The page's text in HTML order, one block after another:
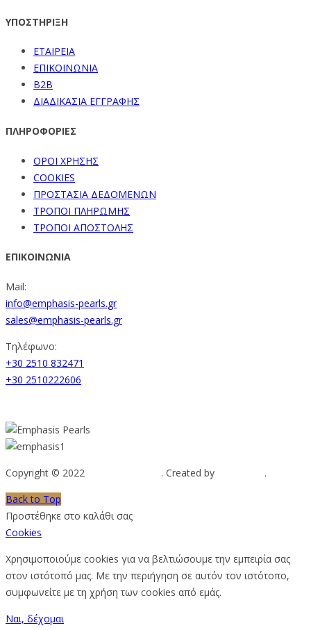
ΥΠΟΣΤΗΡΙΞΗ
ΕΤΑΙΡΕΙΑ
ΕΠΙΚΟΙΝΩΝΙΑ
B2B
ΔΙΑΔΙΚΑΣΙΑ ΕΓΓΡΑΦΗΣ
ΠΛΗΡΟΦΟΡΙΕΣ
ΟΡΟΙ ΧΡΗΣΗΣ
COOKIES
ΠΡΟΣΤΑΣΙΑ ΔΕΔΟΜΕΝΩΝ
ΤΡΟΠΟΙ ΠΛΗΡΩΜΗΣ
ΤΡΟΠΟΙ ΑΠΟΣΤΟΛΗΣ
ΕΠΙΚΟΙΝΩΝΙΑ
Mail:
info@emphasis-pearls.gr
sales@emphasis-pearls.gr
Τηλέφωνο:
+30 2510 832471
+30 2510222606
Copyright © 2022 . Created by
.
Back to Top
Προστέθηκε στο καλάθι σας
Cookies
Χρησιμοποιούμε cookies για να βελτιώσουμε την εμπειρία σας
στον ιστότοπό μας. Με την περιήγηση σε αυτόν τον ιστότοπο,
συμφωνείτε με τη χρήση των cookies από εμάς.
Ναι, δέχομαι